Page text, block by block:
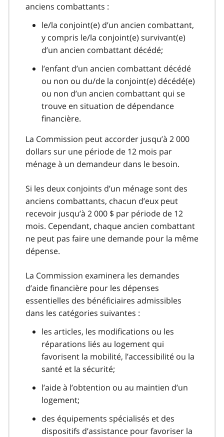
anciens combattants :
le/la conjoint(e) d’un ancien combattant,
y compris le/la conjoint(e) survivant(e)
d’un ancien combattant décédé;
l’enfant d’un ancien combattant décédé
ou non ou du/de la conjoint(e) décédé(e)
ou non d’un ancien combattant qui se
trouve en situation de dépendance
financière.
La Commission peut accorder jusqu’à 2 000
dollars sur une période de 12 mois par
ménage à un demandeur dans le besoin.
Si les deux conjoints d’un ménage sont des
anciens combattants, chacun d’eux peut
recevoir jusqu’à 2 000 $ par période de 12
mois. Cependant, chaque ancien combattant
ne peut pas faire une demande pour la même
dépense.
La Commission examinera les demandes
d’aide financière pour les dépenses
essentielles des bénéficiaires admissibles
dans les catégories suivantes :
les articles, les modifications ou les
réparations liés au logement qui
favorisent la mobilité, l’accessibilité ou la
santé et la sécurité;
l’aide à l’obtention ou au maintien d’un
logement;
des équipements spécialisés et des
dispositifs d’assistance pour favoriser la